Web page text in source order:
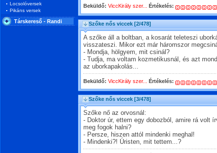
Locsolóversek
Pikáns versek
Társkereső - Randi
Beküldő: ViccKirály szer... Értékelés:
Szőke nős viccek [2/478]
A szőke áll a boltban, a kosarát teleteszi
visszateszi. Mikor ezt már háromszor
- Mondja, hölgyem, mit csinál?
- Tudja, ma voltam kozmetikusnál, és azt
az uborkapakolás...
Beküldő: ViccKirály szer... Értékelés:
Szőke nős viccek [3/478]
Szőke nő az orvosnál:
- Doktor úr, ettem egy dobozból, amire rá volt
meg fogok halni?
- Persze, hiszen attól mindenki meghal!
- Mindenki?! Úristen, mit tettem...?